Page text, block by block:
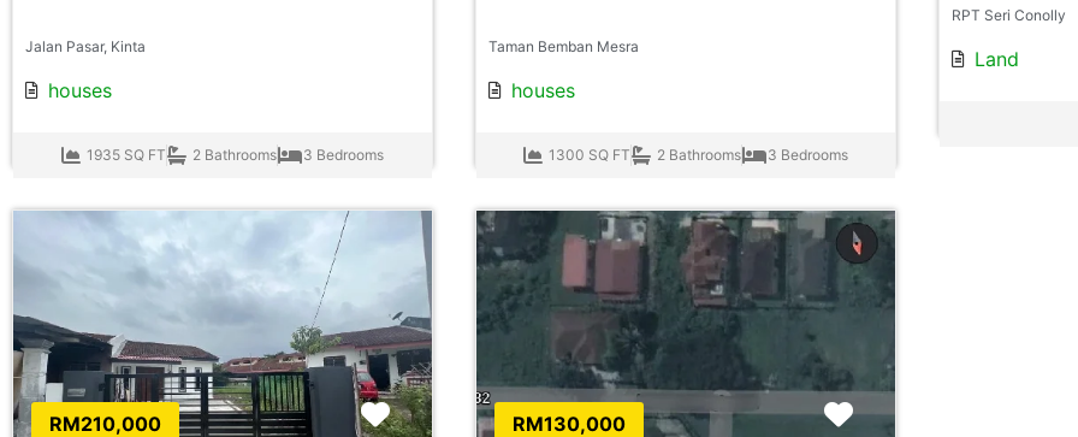
Jalan Pasar, Kinta
houses
1935 SQ FT 2 Bathrooms 3 Bedrooms
Taman Bemban Mesra
houses
1300 SQ FT 2 Bathrooms 3 Bedrooms
RPT Seri Conolly
Land
RM210,000 Favorite RM130,000 Favorite